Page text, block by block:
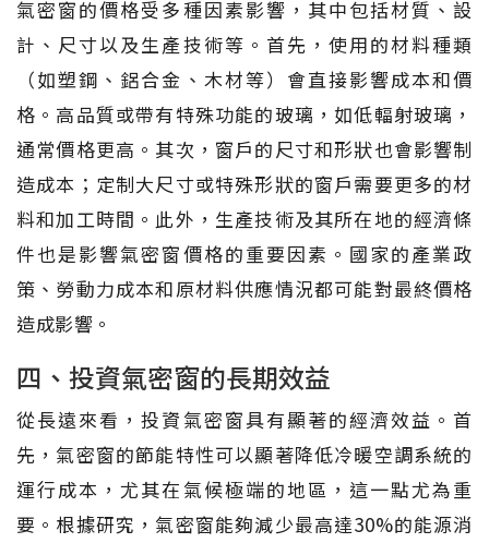
氣密窗的價格受多種因素影響，其中包括材質、設
計、尺寸以及生產技術等。首先，使用的材料種類
（如塑鋼、鋁合金、木材等）會直接影響成本和價
格。高品質或帶有特殊功能的玻璃，如低輻射玻璃，
通常價格更高。其次，窗戶的尺寸和形狀也會影響制
造成本；定制大尺寸或特殊形狀的窗戶需要更多的材
料和加工時間。此外，生產技術及其所在地的經濟條
件也是影響氣密窗價格的重要因素。國家的產業政
策、勞動力成本和原材料供應情況都可能對最終價格
造成影響。
四、投資氣密窗的長期效益
從長遠來看，投資氣密窗具有顯著的經濟效益。首
先，氣密窗的節能特性可以顯著降低冷暖空調系統的
運行成本，尤其在氣候極端的地區，這一點尤為重
要。根據研究，氣密窗能夠減少最高達30%的能源消